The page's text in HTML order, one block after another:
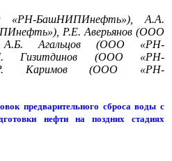
«РН-БашНИПИнефть»), А.А.
Р.Е. Аверьянов (ООО
А.Б. Агальцов (ООО «РН-
Гизитдинов (ООО «РН-
Каримов (ООО «РН-
предварительного сброса воды с
нефти на поздних стадиях